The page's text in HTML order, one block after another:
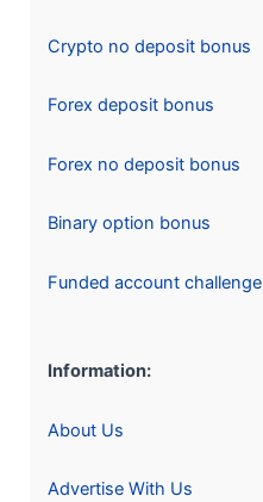
Crypto no deposit bonus
Forex deposit bonus
Forex no deposit bonus
Binary option bonus
Funded account challenge
Information:
About Us
Advertise With Us